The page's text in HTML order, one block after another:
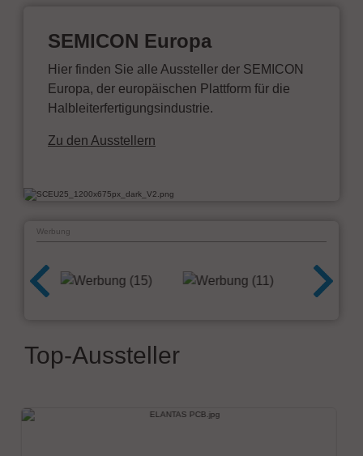
SEMICON Europa
Hier finden Sie alle Aussteller der SEMICON
Europa, der europäischen Plattform für die
Halbleiterfertigungsindustrie.
Zu den Ausstellern
Werbung
Top-Aussteller